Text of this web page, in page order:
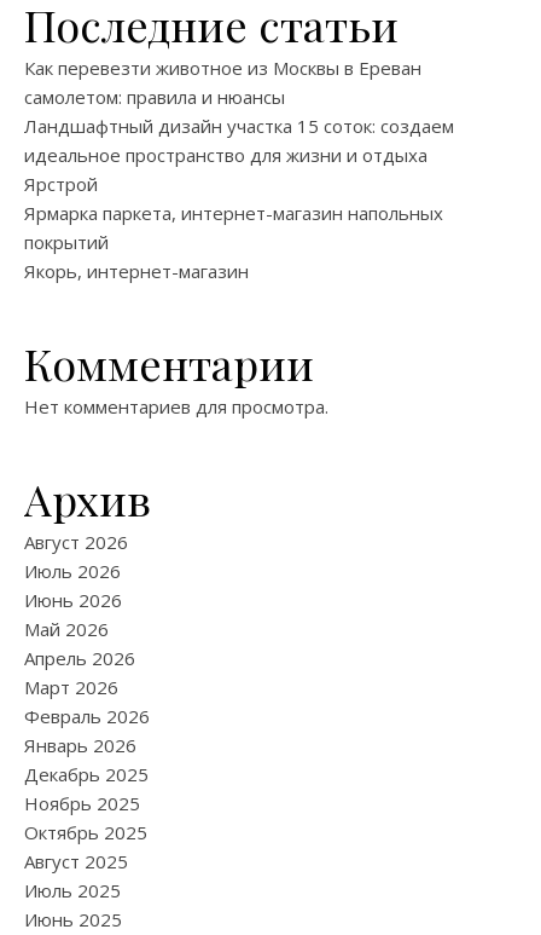
Последние статьи
Как перевезти животное из Москвы в Ереван
самолетом: правила и нюансы
Ландшафтный дизайн участка 15 соток: создаем
идеальное пространство для жизни и отдыха
Ярстрой
Ярмарка паркета, интернет-магазин напольных
покрытий
Якорь, интернет-магазин
Комментарии
Нет комментариев для просмотра.
Архив
Август 2026
Июль 2026
Июнь 2026
Май 2026
Апрель 2026
Март 2026
Февраль 2026
Январь 2026
Декабрь 2025
Ноябрь 2025
Октябрь 2025
Август 2025
Июль 2025
Июнь 2025